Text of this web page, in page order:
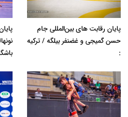
پایان رقابت های بین‌المللی جام
حسن گمیجی و غضنفر بیلگه / ترکیه
: